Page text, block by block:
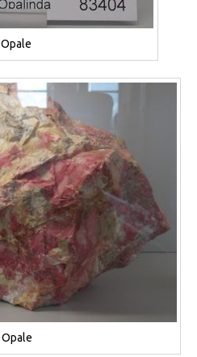
Opale
Opale